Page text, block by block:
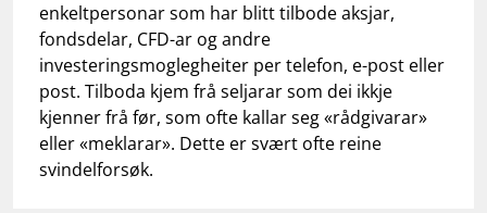
enkeltpersonar som har blitt tilbode aksjar,
fondsdelar, CFD-ar og andre
investeringsmoglegheiter per telefon, e-post eller
post. Tilboda kjem frå seljarar som dei ikkje
kjenner frå før, som ofte kallar seg «rådgivarar»
eller «meklarar». Dette er svært ofte reine
svindelforsøk.